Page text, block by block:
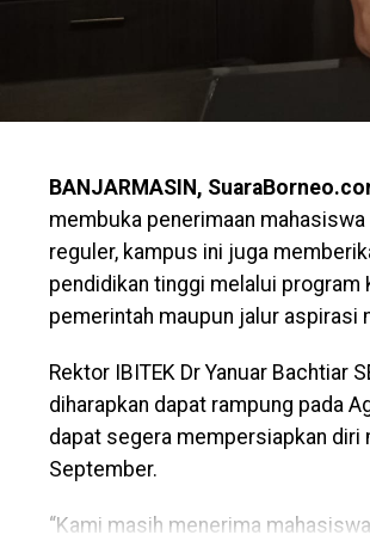
BANJARMASIN,
membuka penerimaan
reguler, kampus ini juga
pendidikan tinggi melalui program
pemerintah maupun jalur aspirasi
Rektor IBITEK Dr Yanuar Bachtiar
diharapkan dapat rampung pada
dapat segera mempersiapkan diri
September.
“Kami masih menerima